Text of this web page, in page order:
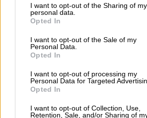
not limited to your visit or usage
grant or deny consent to Google and its
use your data for below specified
consent section.
I want to opt-out of the Sharing of my
personal data.
Opted In
I want to opt-out of the Sale of my
Personal Data.
Opted In
I want to opt-out of processing my
Personal Data for Targeted
Opted In
I want to opt-out of Collection, Use,
Retention, Sale, and/or Sharing of
με πολύ χαμηλή ταχύτητα.
ΔΙΑΒΑΣΤΕ ΕΠΙΣΗΣ
Ελλάδα|12.05.2026 09:23
Με βαρύ οπλισμό οι
Τιθορέας: «Είχαν